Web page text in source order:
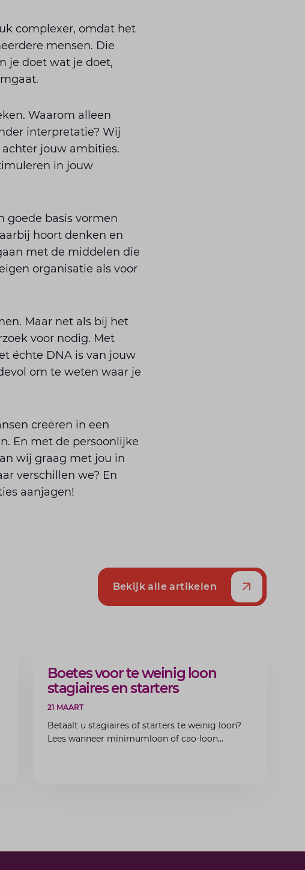
complexer, omdat het
mensen. Die
je doet wat je doet,
Waarom alleen
interpretatie? Wij
jouw ambities.
in jouw
goede basis vormen
hoort denken en
met de middelen die
organisatie als voor
Maar net als bij het
voor nodig. Met
échte DNA is van jouw
om te weten waar je
creëren in een
En met de persoonlijke
wij graag met jou in
verschillen we? En
aanjagen!
Bekijk alle artikelen
ARTIKEL
Boetes voor te weinig loon
stagiaires en starters
21 MAART
Betaalt u stagiaires of starters te weinig loon?
Lees wanneer minimumloon of cao-loon